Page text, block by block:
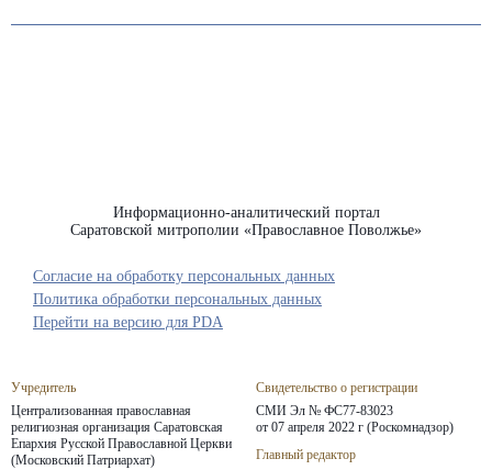
Информационно-аналитический портал
Саратовской митрополии «Православное Поволжье»
Учредитель
Централизованная православная
религиозная организация Саратовская
Епархия Русской Православной Церкви
(Московский Патриархат)
Свидетельство о регистрации
СМИ Эл № ФС77-83023
от 07 апреля 2022 г (Роскомнадзор)
Главный редактор
Согласие на обработку персональных данных
Политика обработки персональных данных
Перейти на версию для PDA